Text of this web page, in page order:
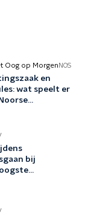
Oog op Morgen NOS
en
wat speelt er
bij